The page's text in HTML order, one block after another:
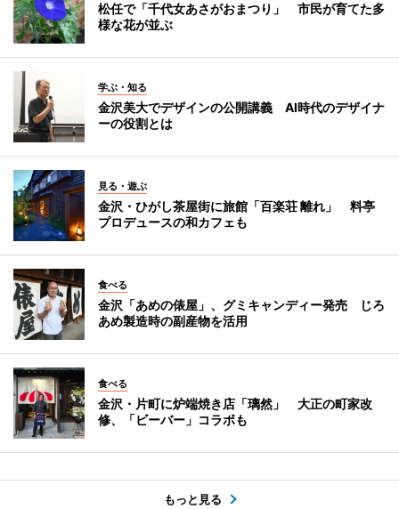
松任で「千代女あさがおまつり」 市民が育てた多
様な花が並ぶ
学ぶ・知る
金沢美大でデザインの公開講義 AI時代のデザイナ
ーの役割とは
見る・遊ぶ
金沢・ひがし茶屋街に旅館「百楽荘 離れ」 料亭
プロデュースの和カフェも
食べる
金沢「あめの俵屋」、グミキャンディー発売 じろ
あめ製造時の副産物を活用
食べる
金沢・片町に炉端焼き店「璃然」 大正の町家改
修、「ビーバー」コラボも
もっと見る